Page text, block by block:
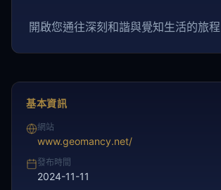
開啟您通往深刻和諧與覺知生活的旅程
基本資訊
網站
www.geomancy.net/
發布時間
2024-11-11